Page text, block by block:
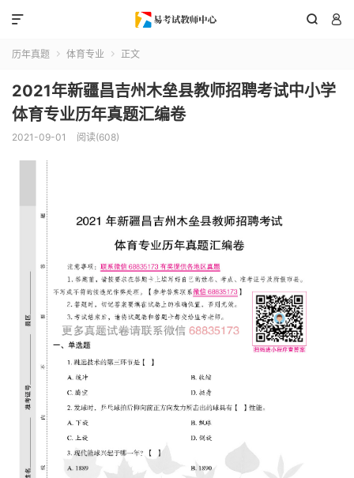
 

历年真题  体育专业  正文
2021年新疆昌吉州木垒县教师招聘考试中小学
体育专业历年真题汇编卷
2021-09-01 阅读(608)